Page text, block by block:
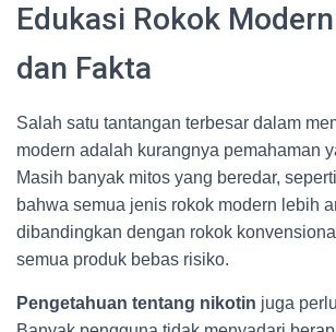
Edukasi Rokok
dan Fakta
Salah satu tantangan terbesar dalam
modern adalah kurangnya pemahaman
Masih banyak mitos yang beredar,
bahwa semua jenis rokok modern lebih
dibandingkan dengan rokok
semua produk bebas risiko.
Pengetahuan tentang nikotin juga